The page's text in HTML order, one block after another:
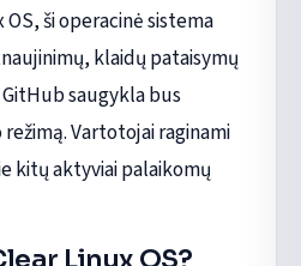
ši operacinė sistema
klaidų pataisymų
saugykla bus
Vartotojai raginami
kitų aktyviai palaikomų
Linux OS?